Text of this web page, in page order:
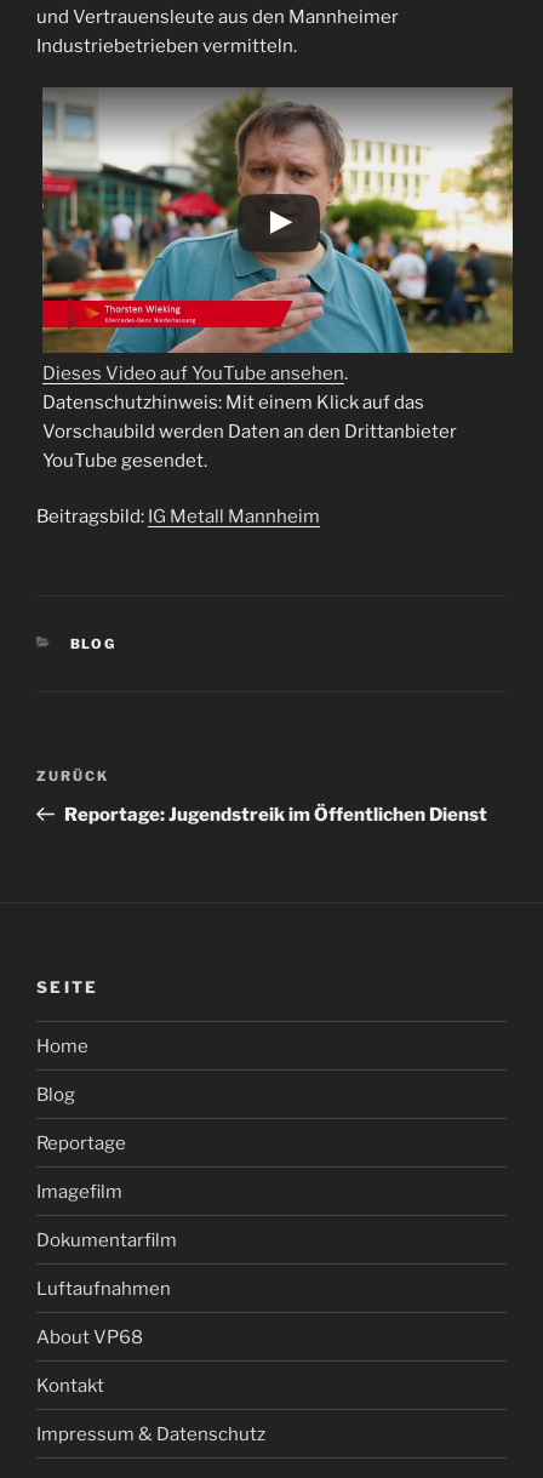
und Vertrauensleute aus den Mannheimer
Industriebetrieben vermitteln.
Dieses Video auf YouTube ansehen.
Datenschutzhinweis: Mit einem Klick auf das
Vorschaubild werden Daten an den Drittanbieter
YouTube gesendet.
Beitragsbild: IG Metall Mannheim
KATEGORIEN
BLOG
Beitragsnavigation
Vorheriger
Beitrag
ZURÜCK
Reportage: Jugendstreik im Öffentlichen Dienst
SEITE
Home
Blog
Reportage
Imagefilm
Dokumentarfilm
Luftaufnahmen
About VP68
Kontakt
Impressum & Datenschutz